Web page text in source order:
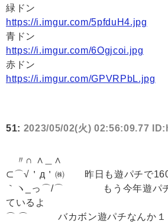
緑ドン
https://i.imgur.com/5pfduH4.jpg
青ドン
https://i.imgur.com/6Ogjcoi.jpg
赤ドン
https://i.imgur.com/GPVRPbL.jpg
51: 2023/05/02(火) 02:56:09.77
〃∩ ∧＿∧
⊂⌒√＇д＇㈱ 昨日も遊パチで
｀ヽ_っ⌒/⌒ もう今年遊パチ
ているよ
⌒ ⌒ バカボン遊パチなんか１３